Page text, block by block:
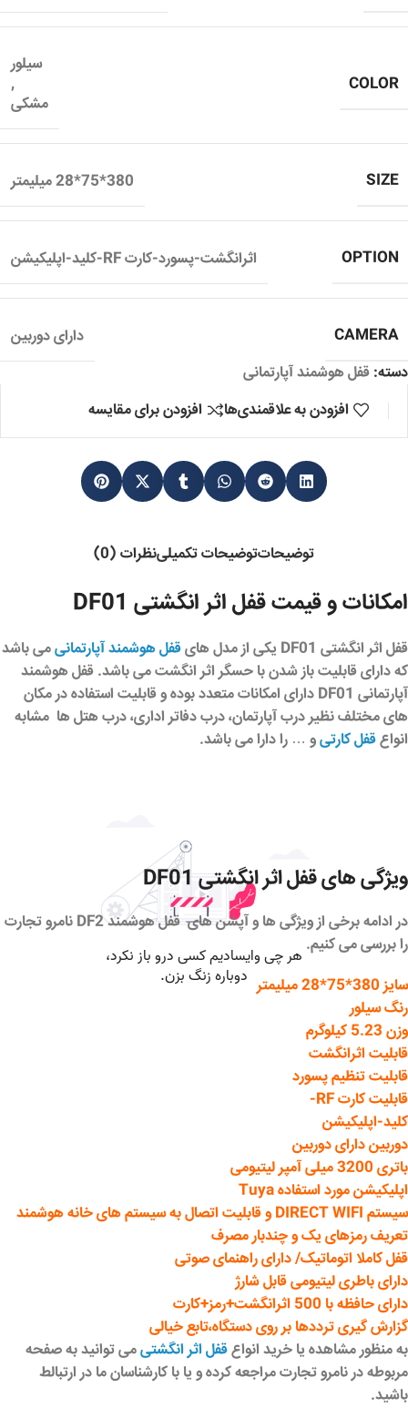
COLOR
سیلور
,
مشکی
SIZE 380*75*28 میلیمتر
OPTION اثرانگشت-پسورد-کارت RF-کلید-اپلیکیشن
CAMERA
دارای دوربین
دسته: قفل هوشمند آپارتمانی
افزودن به علاقمندی‌ها
افزودن برای مقایسه
توضیحاتتوضیحات تکمیلینظرات (0)
امکانات و قیمت قفل اثر انگشتی DF01
قفل اثر انگشتی DF01 یکی از مدل هایقفل هوشمند آپارتمانیمی باشد
که دارای قابلیت باز شدن با حسگر اثر انگشت می باشد. قفل هوشمند
آپارتمانی DF01
دارای امکانات متعدد بوده و قابلیت استفاده در مکان
های مختلف نظیر درب آپارتمان، درب دفاتر اداری، درب هتل ها مشابه
انواعقفل کارتیو … را دارا می باشد.
ویژگی های قفل اثر انگشتی DF01
در ادامه برخی از ویژگی ها و آپشن های قفل هوشمند DF2 نامرو تجارت
را بررسی می کنیم.
سایز 380*75*28 میلیمتر
رنگ سیلور
وزن 5.23 کیلوگرم
قابلیت اثرانگشت
قابلیت تنظیم پسورد
قابلیت کارت RF-
کلید-اپلیکیشن
دوربین دارای دوربین
باتری 3200 میلی آمپر لیتیومی
اپلیکیشن مورد استفاده Tuya
سیستم DIRECT WIFI و قابلیت اتصال به سیستم های خانه هوشمند
تعریف رمزهای یک و چندبار مصرف
قفل کاملا اتوماتیک/ دارای راهنمای صوتی
دارای باطری لیتیومی قابل شارژ
دارای حافظه با 500 اثرانگشت+رمز+کارت
گزارش گیری ترددها بر روی دستگاه،تابع خیالی
به منظور مشاهده یا خرید انواعقفل اثر انگشتیمی توانید به صفحه
مربوطه در نامرو تجارت مراجعه کرده و یا با کارشناسان ما در ارتبالط
باشید.